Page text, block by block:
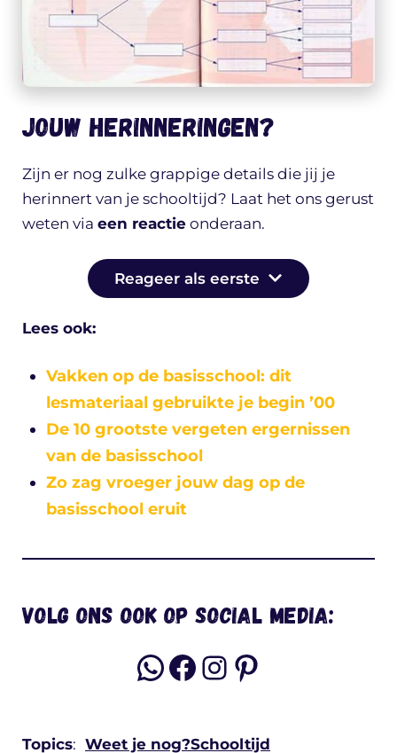
Jouw herinneringen?
Zijn er nog zulke grappige details die jij je
herinnert van je schooltijd? Laat het ons gerust
weten via een reactie onderaan.
Reageer als eerste
Lees ook:
Vakken op de basisschool: dit
lesmateriaal gebruikte je begin ’00
De 10 grootste vergeten ergernissen
van de basisschool
Zo zag vroeger jouw dag op de
basisschool eruit
Volg ons ook op social media:
WhatsApp
Facebook
Instagram
Pinterest
Topics: Weet je nog?Schooltijd